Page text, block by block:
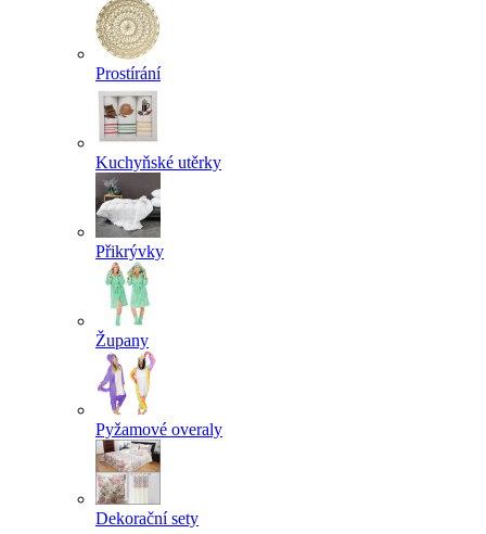
Prostírání
Kuchyňské utěrky
Přikrývky
Župany
Pyžamové overaly
Dekorační sety